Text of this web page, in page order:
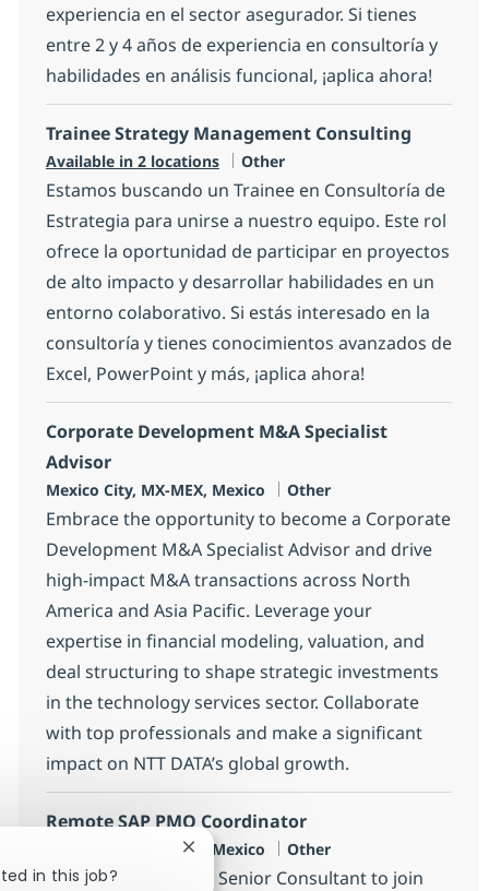
experiencia en el sector asegurador. Si tienes
entre 2 y 4 años de experiencia en consultoría y
habilidades en análisis funcional, ¡aplica ahora!
Trainee Strategy Management Consulting
Available in 2 locations Category
Other
Estamos buscando un Trainee en Consultoría de
Estrategia para unirse a nuestro equipo. Este rol
ofrece la oportunidad de participar en proyectos
de alto impacto y desarrollar habilidades en un
entorno colaborativo. Si estás interesado en la
consultoría y tienes conocimientos avanzados de
Excel, PowerPoint y más, ¡aplica ahora!
Corporate Development M&A Specialist
Advisor
Location
Mexico City, MX-MEX, Mexico Category
Other
Embrace the opportunity to become a Corporate
Development M&A Specialist Advisor and drive
high-impact M&A transactions across North
America and Asia Pacific. Leverage your
expertise in financial modeling, valuation, and
deal structuring to shape strategic investments
in the technology services sector. Collaborate
with top professionals and make a significant
impact on NTT DATA’s global growth.
Remote SAP PMO Coordinator
Mexico City, MX-MEX, Mexico Category
Other
We are looking for a Senior Consultant to join
in this job?
Close chatbot notification